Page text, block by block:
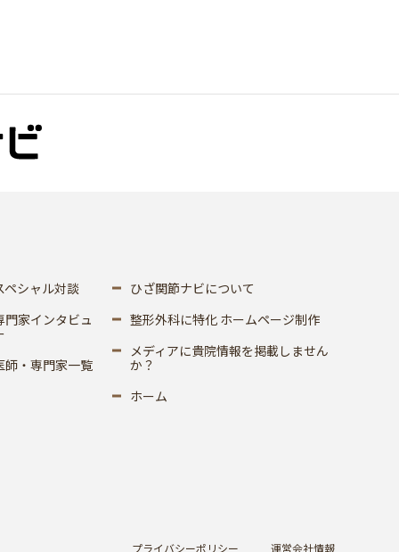
ペシャル対談
門家インタビュ
師・専門家一覧
ひざ関節ナビについて
整形外科に特化 ホームページ制作
メディアに貴院情報を掲載しません
か？
ホーム
プライバシーポリシー 運営会社情報